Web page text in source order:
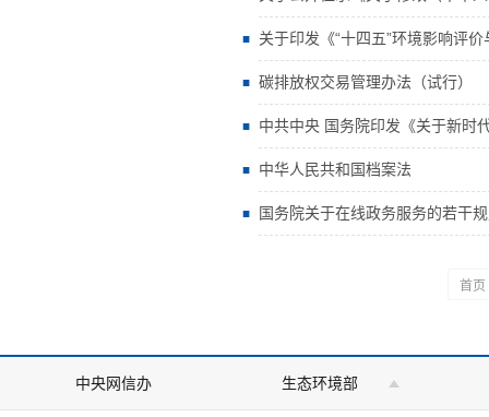
关于印发《“十四五”环境影响评
碳排放权交易管理办法（试行）
中共中央 国务院印发《关于新时
中华人民共和国档案法
国务院关于在线政务服务的若干
首页
中央网信办 生态环境部